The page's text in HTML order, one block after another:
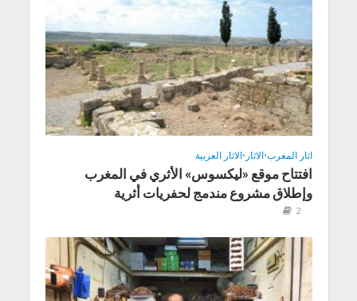
اثار المغرب•الاثار •الاثار العربية
افتتاح موقع «ليكسوس» الأثري في المغرب
وإطلاق مشروع مندمج لحفريات أثرية
2